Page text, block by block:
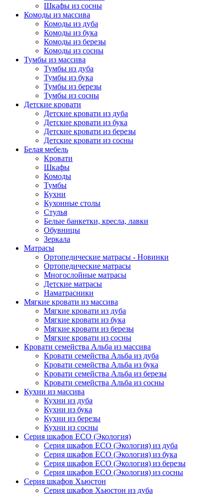
Шкафы из сосны
Комоды из массива
Комоды из дуба
Комоды из бука
Комоды из березы
Комоды из сосны
Тумбы из массива
Тумбы из дуба
Тумбы из бука
Тумбы из березы
Тумбы из сосны
Детские кровати
Детские кровати из дуба
Детские кровати из бука
Детские кровати из березы
Детские кровати из сосны
Белая мебель
Кровати
Шкафы
Комоды
Тумбы
Кухни
Кухонные столы
Стулья
Белые банкетки, кресла, лавки
Обувницы
Зеркала
Матрасы
Ортопедические матрасы - Новинки
Ортопедические матрасы
Многослойные матрасы
Детские матрасы
Наматрасники
Мягкие кровати из массива
Мягкие кровати из дуба
Мягкие кровати из бука
Мягкие кровати из березы
Мягкие кровати из сосны
Кровати семейства Альба из массива
Кровати семейства Альба из дуба
Кровати семейства Альба из бука
Кровати семейства Альба из березы
Кровати семейства Альба из сосны
Кухни из массива
Кухни из дуба
Кухни из бука
Кухни из березы
Кухни из сосны
Серия шкафов ECO (Экология)
Серия шкафов ECO (Экология) из дуба
Серия шкафов ECO (Экология) из бука
Серия шкафов ECO (Экология) из березы
Серия шкафов ECO (Экология) из сосны
Серия шкафов Хьюстон
Серия шкафов Хьюстон из дуба